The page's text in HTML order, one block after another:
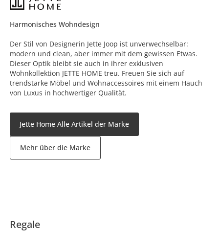
Harmonisches Wohndesign
Der Stil von Designerin Jette Joop ist unverwechselbar:
modern und clean, aber immer mit dem gewissen Etwas.
Dieser Optik bleibt sie auch in ihrer exklusiven
Wohnkollektion JETTE HOME treu. Freuen Sie sich auf
trendstarke Möbel und Wohnaccessoires mit einem Hauch
von Luxus in hochwertiger Qualität.
Jette Home Alle Artikel der Marke
Mehr über die Marke
Regale